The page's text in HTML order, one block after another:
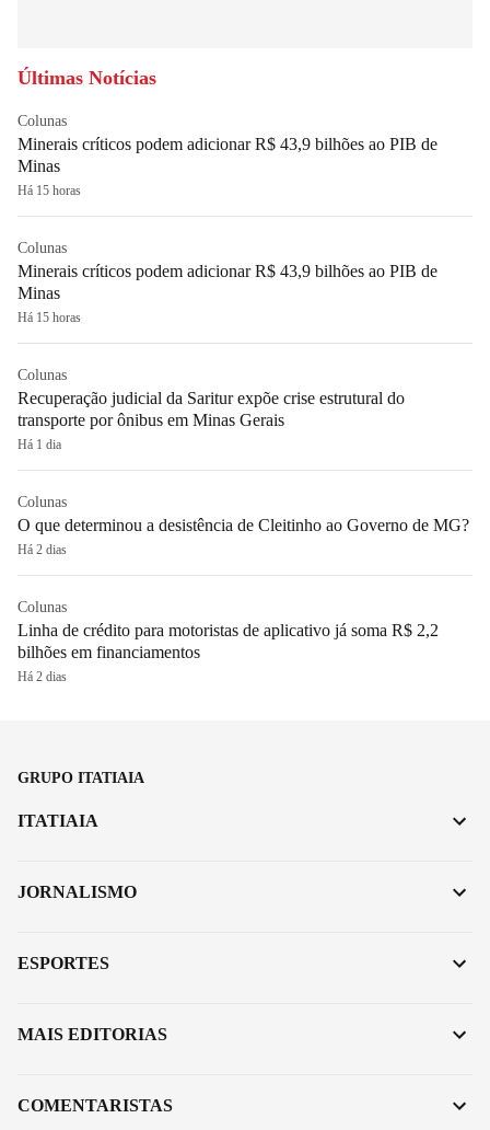
Últimas Notícias
Colunas
Minerais críticos podem adicionar R$ 43,9 bilhões ao PIB de
Minas
Há 15 horas
Colunas
Minerais críticos podem adicionar R$ 43,9 bilhões ao PIB de
Minas
Há 15 horas
Colunas
Recuperação judicial da Saritur expõe crise estrutural do
transporte por ônibus em Minas Gerais
Há 1 dia
Colunas
O que determinou a desistência de Cleitinho ao Governo de MG?
Há 2 dias
Colunas
Linha de crédito para motoristas de aplicativo já soma R$ 2,2
bilhões em financiamentos
Há 2 dias
GRUPO ITATIAIA
ITATIAIA
JORNALISMO
ESPORTES
MAIS EDITORIAS
COMENTARISTAS